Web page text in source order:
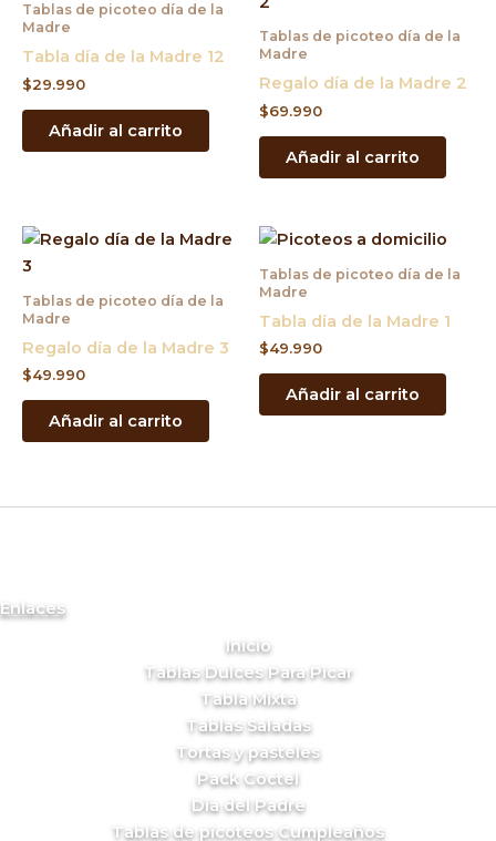
Tablas de picoteo día de la
Madre
Tabla día de la Madre 12
$29.990
Añadir al carrito
Tablas de picoteo día de la
Madre
Regalo día de la Madre 2
$69.990
Añadir al carrito
Tablas de picoteo día de la
Madre
Regalo día de la Madre 3
$49.990
Añadir al carrito
Tablas de picoteo día de la
Madre
Tabla día de la Madre 1
$49.990
Añadir al carrito
Enlaces
Inicio
Tablas Dulces Para Picar
Tabla Mixta
Tablas Saladas
Tortas y pasteles
Pack Cóctel
Día del Padre
Tablas de picoteos Cumpleaños